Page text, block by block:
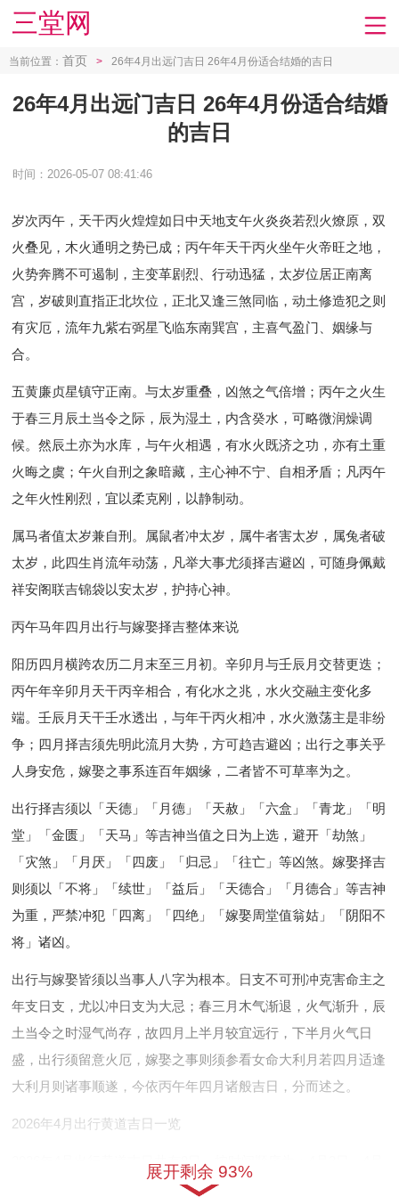
三堂网
当前位置： 首页 > 26年4月出远门吉日 26年4月份适合结婚的吉日
26年4月出远门吉日 26年4月份适合结婚
的吉日
时间：2026-05-07 08:41:46
岁次丙午，天干丙火煌煌如日中天地支午火炎炎若烈火燎原，双
火叠见，木火通明之势已成；丙午年天干丙火坐午火帝旺之地，
火势奔腾不可遏制，主变革剧烈、行动迅猛，太岁位居正南离
宫，岁破则直指正北坎位，正北又逢三煞同临，动土修造犯之则
有灾厄，流年九紫右弼星飞临东南巽宫，主喜气盈门、姻缘与
合。
五黄廉贞星镇守正南。与太岁重叠，凶煞之气倍增；丙午之火生
于春三月辰土当令之际，辰为湿土，内含癸水，可略微润燥调
候。然辰土亦为水库，与午火相遇，有水火既济之功，亦有土重
火晦之虞；午火自刑之象暗藏，主心神不宁、自相矛盾；凡丙午
之年火性刚烈，宜以柔克刚，以静制动。
属马者值太岁兼自刑。属鼠者冲太岁，属牛者害太岁，属兔者破
太岁，此四生肖流年动荡，凡举大事尤须择吉避凶，可随身佩戴
祥安阁联吉锦袋以安太岁，护持心神。
丙午马年四月出行与嫁娶择吉整体来说
阳历四月横跨农历二月末至三月初。辛卯月与壬辰月交替更迭；
丙午年辛卯月天干丙辛相合，有化水之兆，水火交融主变化多
端。壬辰月天干壬水透出，与年干丙火相冲，水火激荡主是非纷
争；四月择吉须先明此流月大势，方可趋吉避凶；出行之事关乎
人身安危，嫁娶之事系连百年姻缘，二者皆不可草率为之。
出行择吉须以「天德」「月德」「天赦」「六盒」「青龙」「明
堂」「金匮」「天马」等吉神当值之日为上选，避开「劫煞」
「灾煞」「月厌」「四废」「归忌」「往亡」等凶煞。嫁娶择吉
则须以「不将」「续世」「益后」「天德合」「月德合」等吉神
为重，严禁冲犯「四离」「四绝」「嫁娶周堂值翁姑」「阴阳不
将」诸凶。
出行与嫁娶皆须以当事人八字为根本。日支不可刑冲克害命主之
年支日支，尤以冲日支为大忌；春三月木气渐退，火气渐升，辰
土当令之时湿气尚存，故四月上半月较宜远行，下半月火气日
盛，出行须留意火厄，嫁娶之事则须参看女命大利月若四月适逢
大利月则诸事顺遂，今依丙午年四月诸般吉日，分而述之。
2026年4月出行黄道吉日一览
2026年4月出行黄道吉日共有8日。按时间顺序为：4月3日，4月
4日，4月9日，4月10日，4月12日，4月14日，4月22日，4月23
展开剩余 93%